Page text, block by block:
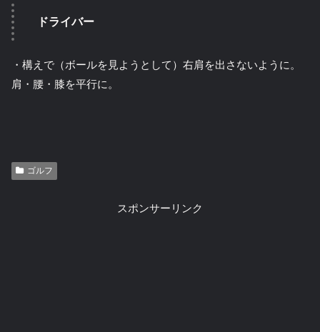
ドライバー
・構えで（ボールを見ようとして）右肩を出さないように。
肩・腰・膝を平行に。
ゴルフ
スポンサーリンク